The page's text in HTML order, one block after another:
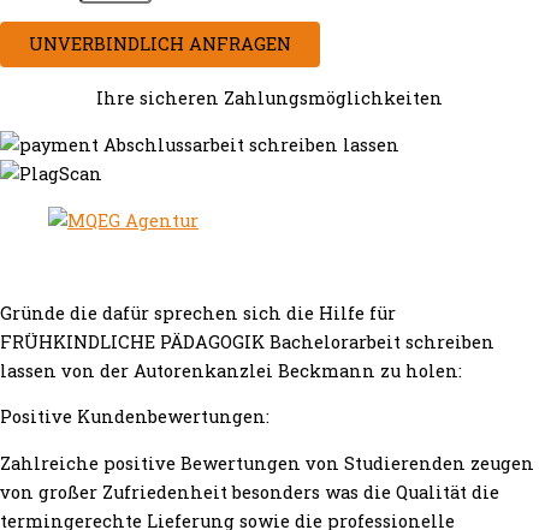
UNVERBINDLICH ANFRAGEN
Ihre sicheren Zahlungsmöglichkeiten
Gründe die dafür sprechen sich die Hilfe für
FRÜHKINDLICHE PÄDAGOGIK Bachelorarbeit schreiben
lassen von der Autorenkanzlei Beckmann zu holen:
Positive Kundenbewertungen:
Zahlreiche positive Bewertungen von Studierenden zeugen
von großer Zufriedenheit besonders was die Qualität die
termingerechte Lieferung sowie die professionelle